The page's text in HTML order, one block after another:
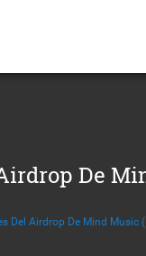
De
Del Airdrop De Mind Music